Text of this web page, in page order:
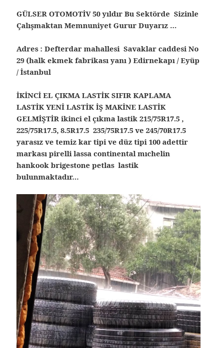
GÜLSER OTOMOTİV 50 yıldır Bu Sektörde Sizinle
Çalışmaktan Memnuniyet Gurur Duyarız …
Adres : Defterdar mahallesi Savaklar caddesi No
29 (halk ekmek fabrikası yanı ) Edirnekapı / Eyüp
/ İstanbul
İKİNCİ EL ÇIKMA LASTİK SIFIR KAPLAMA
LASTİK YENİ LASTİK İŞ MAKİNE LASTİK
GELMİŞTİR ikinci el çıkma lastik 215/75R17.5 ,
225/75R17.5, 8.5R17.5 235/75R17.5 ve 245/70R17.5
yarasız ve temiz kar tipi ve düz tipi 100 adettir
markası pirelli lassa continental mıchelin
hankook brigestone petlas lastik
bulunmaktadır…